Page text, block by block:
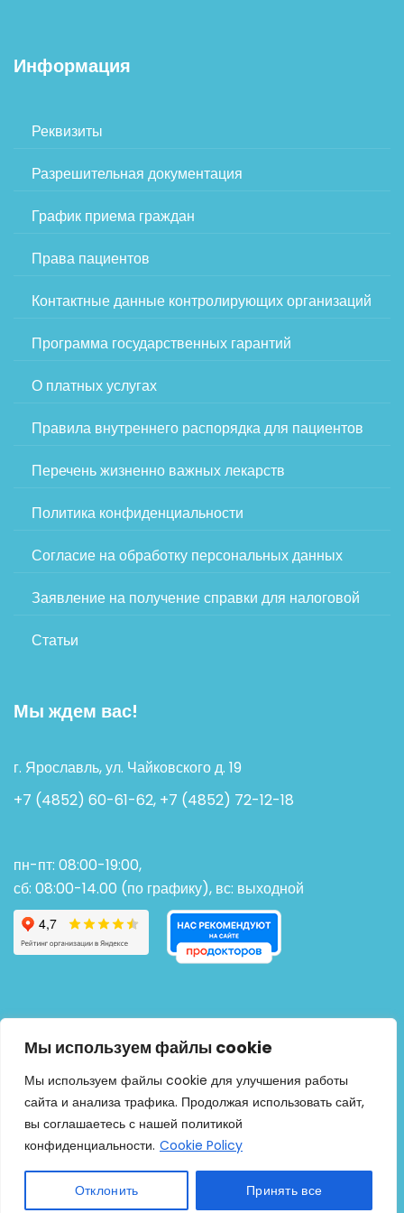
Мы используем файлы cookie
Мы используем файлы cookie для улучшения работы
сайта и анализа трафика. Продолжая использовать сайт,
вы соглашаетесь с нашей политикой
конфиденциальности. Cookie Policy
Отклонить Принять все
Информация
Реквизиты
Разрешительная документация
График приема граждан
Права пациентов
Контактные данные контролирующих организаций
Программа государственных гарантий
О платных услугах
Правила внутреннего распорядка для пациентов
Перечень жизненно важных лекарств
Политика конфиденциальности
Согласие на обработку персональных данных
Заявление на получение справки для налоговой
Статьи
Мы ждем вас!
г. Ярославль, ул. Чайковского д. 19
+7 (4852) 60-61-62, +7 (4852) 72-12-18
пн-пт: 08:00-19:00,
сб: 08:00-14.00 (по графику), вс: выходной
© 1996—2025, ООО "Медико-производственная фирма